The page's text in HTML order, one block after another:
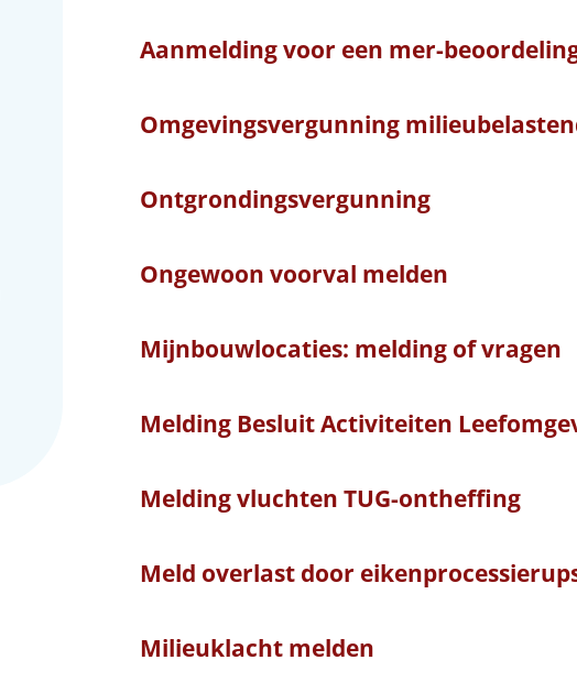
Aanmelding voor een mer-
Omgevingsvergunning
Ontgrondingsvergunning
Ongewoon voorval melden
Mijnbouwlocaties: melding of vragen
Melding Besluit Activiteiten
Melding vluchten TUG-ontheffing
Meld overlast door
Milieuklacht melden